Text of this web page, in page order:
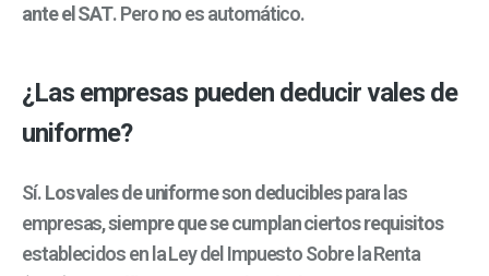
ante el SAT. Pero no es automático.
¿Las empresas pueden deducir vales de
uniforme?
Sí.Los vales de uniforme son deduciblespara las
empresas,siempre que se cumplan ciertos requisitos
establecidos en la Ley del Impuesto Sobre la Renta